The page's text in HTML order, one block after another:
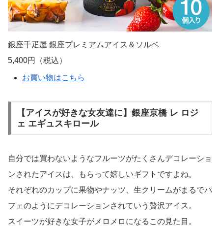
銀座千疋屋 銀座プレミアムアイス＆ソルベ
5,400円（税込）
お買い物はこちら
【アイスが好きな女友達に】銀座京橋 レ ロジ
ェ エギュスキロール
自分では買わないようなフルーツがたくさんデコレーショ
ンされたアイスは、もらって嬉しいギフトですよね。
それぞれのカップに果物やナッツ、生クリームがまるでパ
フェのようにデコレーションされていう贅沢アイス。
スイーツが好きな女子がメロメロになるこの見た目。